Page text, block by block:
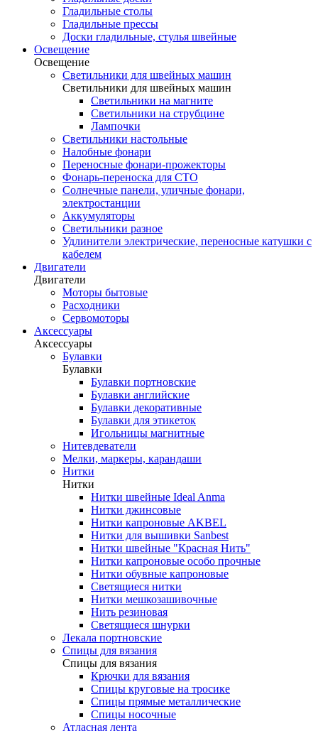
Гладильные столы
Гладильные прессы
Доски гладильные, стулья швейные
Освещение
Освещение
Светильники для швейных машин
Светильники для швейных машин
Светильники на магните
Светильники на струбцине
Лампочки
Светильники настольные
Налобные фонари
Переносные фонари-прожекторы
Фонарь-переноска для СТО
Солнечные панели, уличные фонари,
электростанции
Аккумуляторы
Светильники разное
Удлинители электрические, переносные катушки с
кабелем
Двигатели
Двигатели
Моторы бытовые
Расходники
Сервомоторы
Аксессуары
Аксессуары
Булавки
Булавки
Булавки портновские
Булавки английские
Булавки декоративные
Булавки для этикеток
Игольницы магнитные
Нитевдеватели
Мелки, маркеры, карандаши
Нитки
Нитки
Нитки швейные Ideal Anma
Нитки джинсовые
Нитки капроновые AKBEL
Нитки для вышивки Sanbest
Нитки швейные "Красная Нить"
Нитки капроновые особо прочные
Нитки обувные капроновые
Светящиеся нитки
Нитки мешкозашивочные
Нить резиновая
Светящиеся шнурки
Лекала портновские
Спицы для вязания
Спицы для вязания
Крючки для вязания
Спицы круговые на тросике
Спицы прямые металлические
Спицы носочные
Атласная лента